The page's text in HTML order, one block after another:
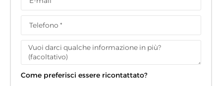
Come preferisci essere ricontattato?